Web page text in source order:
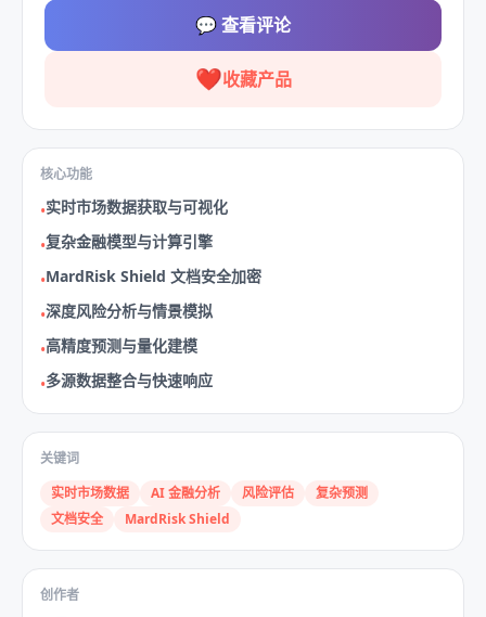
💬查看评论
❤️收藏产品
核心功能
•实时市场数据获取与可视化
•复杂金融模型与计算引擎
•MardRisk Shield 文档安全加密
•深度风险分析与情景模拟
•高精度预测与量化建模
•多源数据整合与快速响应
关键词
实时市场数据
AI 金融分析 风险评估
复杂预测
文档安全
MardRisk Shield
创作者